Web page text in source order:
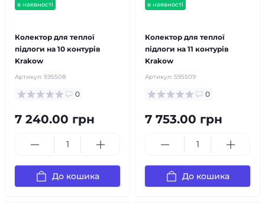
в наявності
Колектор для теплої
підлоги на 10 контурів
Krakow
Артикул: 595508
0
7 240.00 грн
До кошика
в наявності
Колектор для теплої
підлоги на 11 контурів
Krakow
Артикул: 595509
0
7 753.00 грн
До кошика